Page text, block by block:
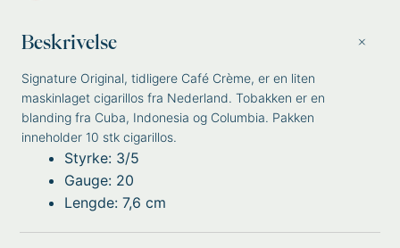
Beskrivelse
Signature Original, tidligere Café Crème, er en liten
maskinlaget cigarillos fra Nederland. Tobakken er en
blanding fra Cuba, Indonesia og Columbia. Pakken
inneholder 10 stk cigarillos.
Styrke: 3/5
Gauge: 20
Lengde: 7,6 cm